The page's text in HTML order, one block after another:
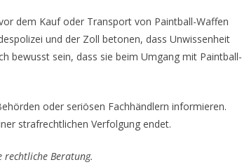
dem Kauf oder Transport von Paintball-Waffen
und der Zoll betonen, dass Unwissenheit
bewusst sein, dass sie beim Umgang mit Paintball-
oder seriösen Fachhändlern informieren.
strafrechtlichen Verfolgung endet.
Beratung.